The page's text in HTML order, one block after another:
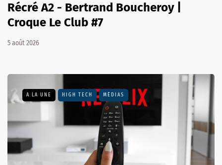
Récré A2 - Bertrand Boucheroy |
Croque Le Club #7
5 août 2026
A LA UNE HIGH TECH MÉDIAS